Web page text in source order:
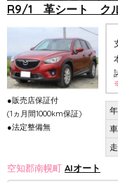
R9/1 革シート ク
●販売店保証付
(1ヵ月間1000km保証)
●法定整備無
空知郡南幌町 AIオート